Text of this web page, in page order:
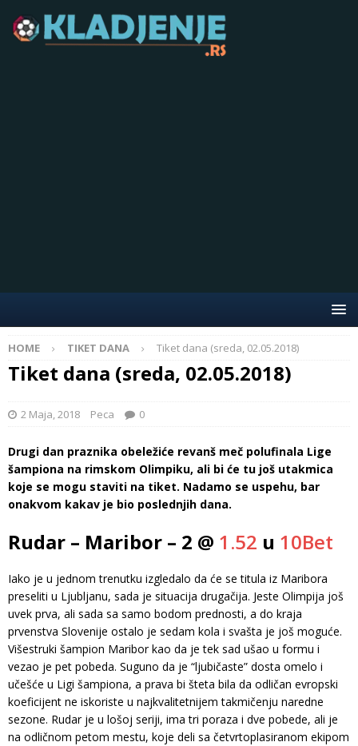
HOME TIKET DANA Tiket dana (sreda, 02.05.2018)
Tiket dana (sreda, 02.05.2018)
2 Maja, 2018 Peca 0
Drugi dan praznika obeležiće revanš meč polufinala Lige
šampiona na rimskom Olimpiku, ali bi će tu još utakmica
koje se mogu staviti na tiket. Nadamo se uspehu, bar
onakvom kakav je bio poslednjih dana.
Rudar – Maribor – 2 @ 1.52 u 10Bet
Iako je u jednom trenutku izgledalo da će se titula iz Maribora
preseliti u Ljubljanu, sada je situacija drugačija. Jeste Olimpija još
uvek prva, ali sada sa samo bodom prednosti, a do kraja
prvenstva Slovenije ostalo je sedam kola i svašta je još moguće.
Višestruki šampion Maribor kao da je tek sad ušao u formu i
vezao je pet pobeda. Suguno da je “ljubičaste” dosta omelo i
učešće u Ligi šampiona, a prava bi šteta bila da odličan evropski
koeficijent ne iskoriste u najkvalitetnijem takmičenju naredne
sezone. Rudar je u lošoj seriji, ima tri poraza i dve pobede, ali je
na odličnom petom mestu, koje deli sa četvrtoplasiranom ekipom